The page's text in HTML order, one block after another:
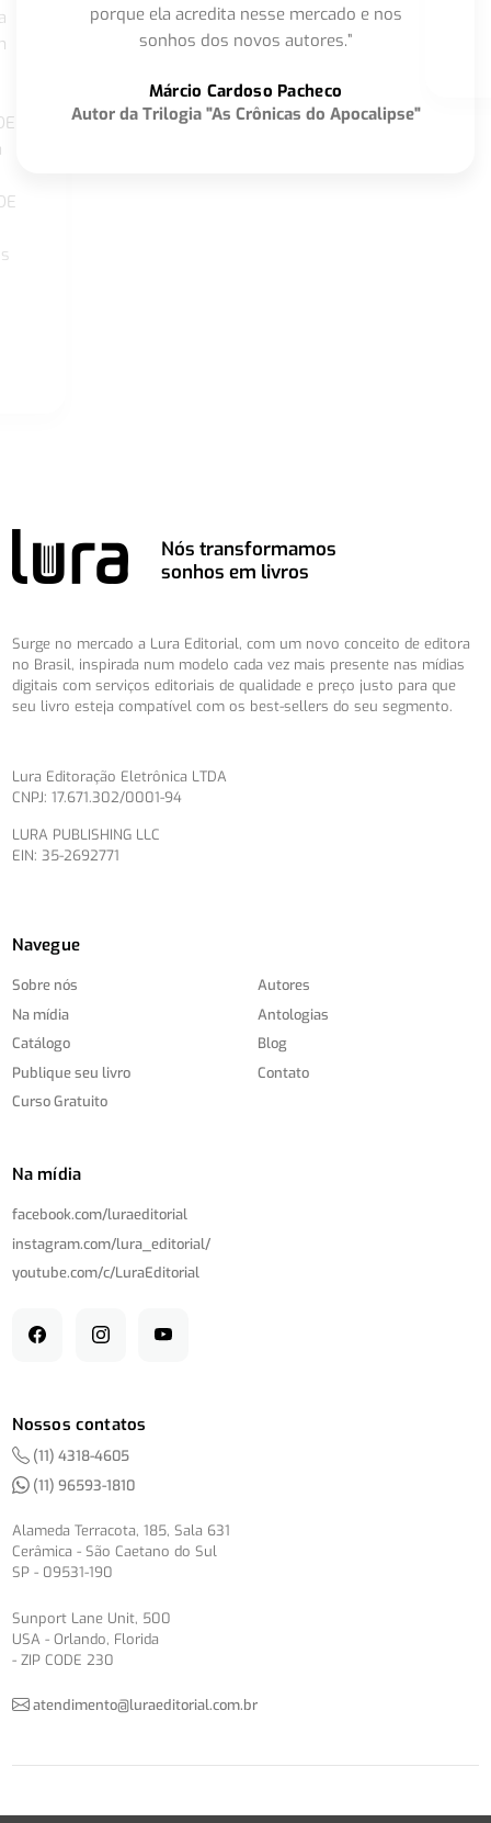
porque ela acredita nesse mercado e nos
sonhos dos novos autores.”
Márcio Cardoso Pacheco
Autor da Trilogia "As Crônicas do Apocalipse"
Nós transformamos
sonhos em livros
Surge no mercado a Lura Editorial, com um novo conceito de editora
no Brasil, inspirada num modelo cada vez mais presente nas mídias
digitais com serviços editoriais de qualidade e preço justo para que
seu livro esteja compatível com os best-sellers do seu segmento.
Lura Editoração Eletrônica LTDA
CNPJ: 17.671.302/0001-94
LURA PUBLISHING LLC
EIN: 35-2692771
Navegue
Sobre nós
Na mídia
Catálogo
Publique seu livro
Curso Gratuito
Autores
Antologias
Blog
Contato
Na mídia
facebook.com/luraeditorial
instagram.com/lura_editorial/
youtube.com/c/LuraEditorial
Nossos contatos
(11) 4318-4605
(11) 96593-1810
Alameda Terracota, 185, Sala 631
Cerâmica - São Caetano do Sul
SP - 09531-190
Sunport Lane Unit, 500
USA - Orlando, Florida
- ZIP CODE 230
atendimento@luraeditorial.com.br